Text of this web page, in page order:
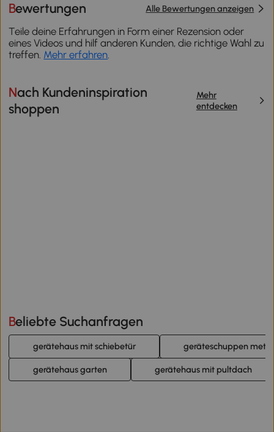
Bewertungen Alle Bewertungen anzeigen
Teile deine Erfahrungen in Form einer Rezension oder
eines Videos und hilf anderen Kunden, die richtige Wahl zu
treffen. Mehr erfahren
Nach Kundeninspiration
shoppen
Mehr
entdecken
Beliebte Suchanfragen
gerätehaus mit schiebetür geräteschuppen
gerätehaus garten gerätehaus mit pultdach